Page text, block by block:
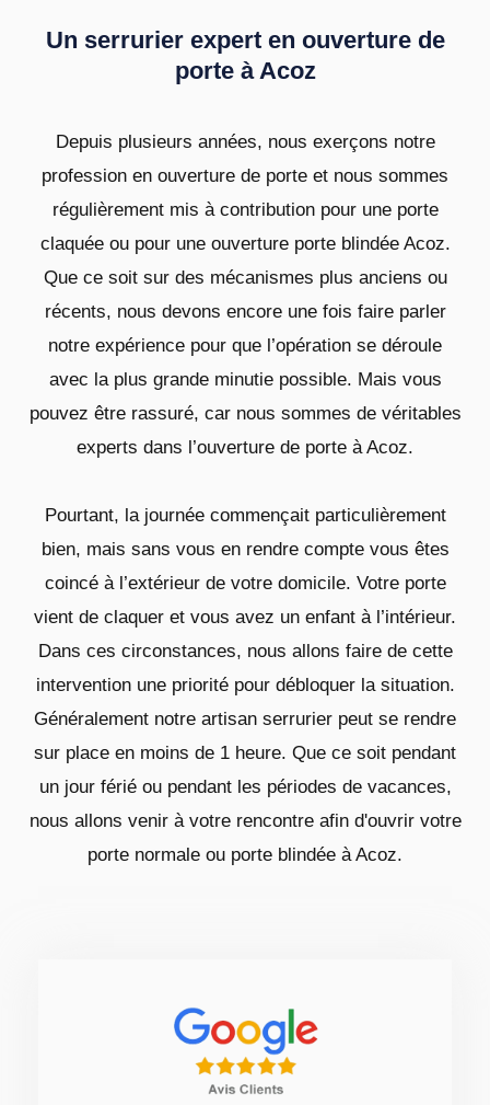
Un serrurier expert en ouverture de
porte à Acoz
Depuis plusieurs années, nous exerçons notre
profession en ouverture de porte et nous sommes
régulièrement mis à contribution pour une porte
claquée ou pour une ouverture porte blindée Acoz.
Que ce soit sur des mécanismes plus anciens ou
récents, nous devons encore une fois faire parler
notre expérience pour que l’opération se déroule
avec la plus grande minutie possible. Mais vous
pouvez être rassuré, car nous sommes de véritables
experts dans l’ouverture de porte à Acoz.
Pourtant, la journée commençait particulièrement
bien, mais sans vous en rendre compte vous êtes
coincé à l’extérieur de votre domicile. Votre porte
vient de claquer et vous avez un enfant à l’intérieur.
Dans ces circonstances, nous allons faire de cette
intervention une priorité pour débloquer la situation.
Généralement notre artisan serrurier peut se rendre
sur place en moins de 1 heure. Que ce soit pendant
un jour férié ou pendant les périodes de vacances,
nous allons venir à votre rencontre afin d'ouvrir votre
porte normale ou porte blindée à Acoz.